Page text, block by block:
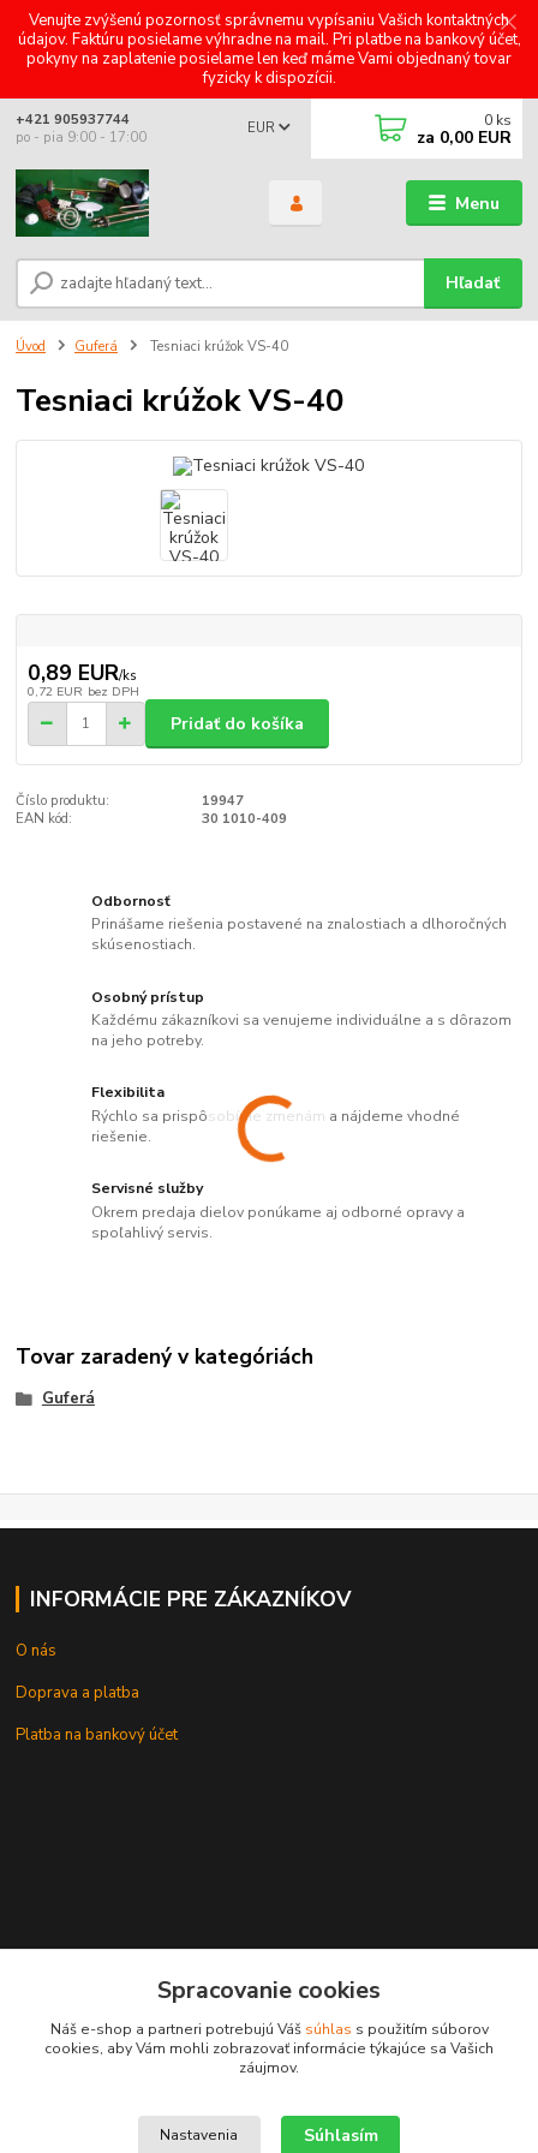
Venujte zvýšenú pozornosť správnemu vypísaniu Vašich kontaktných
údajov. Faktúru posielame výhradne na mail. Pri platbe na bankový účet,
pokyny na zaplatenie posielame len keď máme Vami objednaný tovar
fyzicky k dispozícii.
Menu
EUR
Hľadať
+421 905937744
po - pia 9:00 - 17:00
0 ks
za 0,00 EUR
Úvod Guferá Tesniaci krúžok VS-40
Tesniaci krúžok VS-40
0,89 EUR/ks
0,72 EUR bez DPH
Pridať do košíka
Číslo produktu:
19947
EAN kód:
30 1010-409
Odbornosť
Prinášame riešenia postavené na znalostiach a dlhoročných
skúsenostiach.
Osobný prístup
Každému zákazníkovi sa venujeme individuálne a s dôrazom
na jeho potreby.
Flexibilita
Rýchlo sa prispôsobíme zmenám a nájdeme vhodné
riešenie.
Servisné služby
Okrem predaja dielov ponúkame aj odborné opravy a
spoľahlivý servis.
Tovar zaradený v kategóriách
Guferá
INFORMÁCIE PRE ZÁKAZNÍKOV
O nás
Doprava a platba
Platba na bankový účet
leksunsro@gmail.com
Spracovanie cookies
Náš e-shop a partneri potrebujú Váš súhlas s použitím súborov
cookies, aby Vám mohli zobrazovať informácie týkajúce sa Vašich
záujmov.
Nastavenia Súhlasím